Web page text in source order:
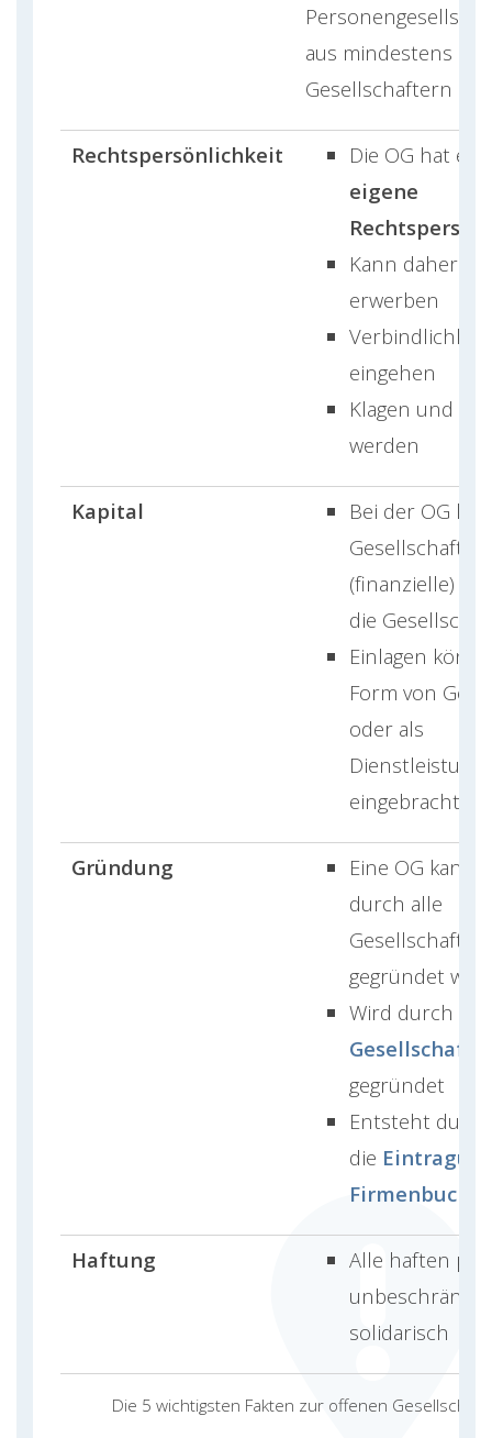
Die 5 wichtigsten Fakten zur offenen Gesellschaft
aus mindestens
Gesellschaftern
Rechtspersönlichkeit
Die OG hat
eigene
Kann daher
erwerben
eingehen
Klagen und
werden
Kapital
Bei der OG
Gesellschafter
(finanzielle)
die
Einlagen
Form von
oder als
eingebracht
Gründung
Eine OG kann
durch alle
Gesellschafter
gegründet
Wird durch
gegründet
Entsteht durch
die
Firmenbuch
Haftung Alle haften
unbeschränkt
solidarisch